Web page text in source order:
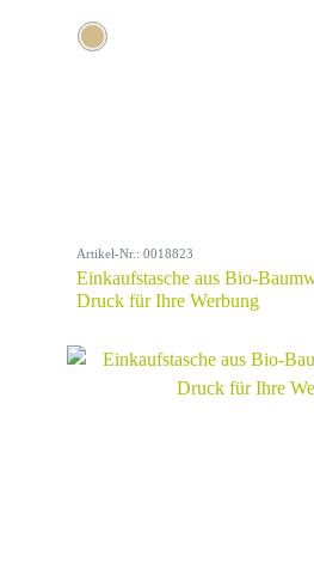
Artikel-Nr.: 0018823
Einkaufstasche aus Bio-
Druck für Ihre Werbung